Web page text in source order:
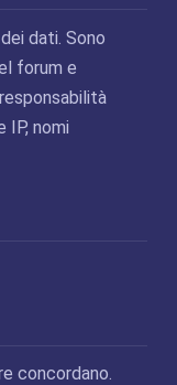
dati. Sono
forum e
IP, nomi
concordano.